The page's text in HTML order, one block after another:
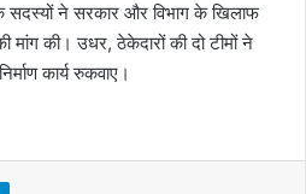
सदस्यों ने सरकार और विभाग के खिलाफ
मांग की। उधर, ठेकेदारों की दो टीमों ने
कार्य रुकवाए।